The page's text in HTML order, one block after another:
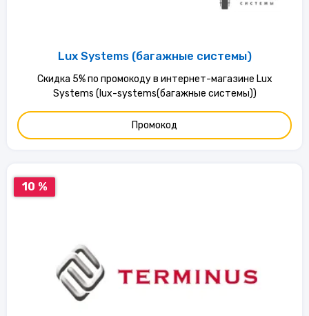
Lux Systems (багажные системы)
Скидка 5% по промокоду в интернет-магазине Lux
Systems (lux-systems(багажные системы))
Промокод
10 %